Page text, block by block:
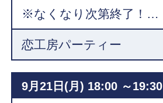
※なくなり次第終了！…
恋工房パーティー
9月21日(月) 18:00 ～19:30